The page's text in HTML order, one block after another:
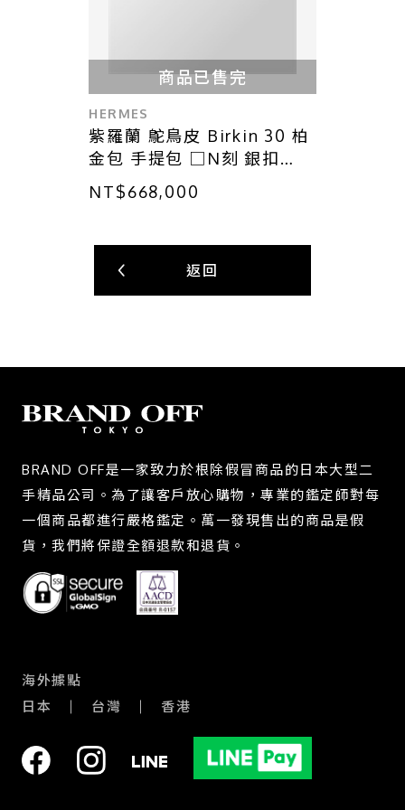
商品已售完
HERMES
紫羅蘭 鴕鳥皮 Birkin 30 柏
金包 手提包 □N刻 銀扣
【HERMES 愛馬仕】
NT$668,000
返回
BRAND OFF是一家致力於根除假冒商品的日本大型二
手精品公司。為了讓客戶放心購物，專業的鑑定師對每
一個商品都進行嚴格鑑定。萬一發現售出的商品是假
貨，我們將保證全額退款和退貨。
海外據點
日本
台灣 香港